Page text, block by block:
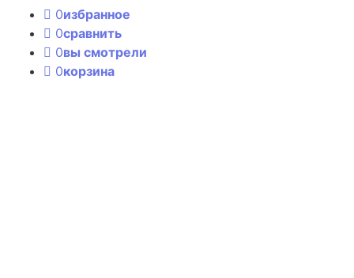
0избранное
0сравнить
0вы смотрели
0корзина